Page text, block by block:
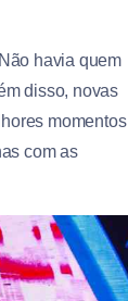
havia quem
disso, novas
momentos
com as